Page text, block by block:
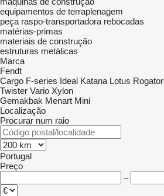
equipamentos de terraplenagem
peça raspo-transportadora rebocadas
matérias-primas
materiais de construção
estruturas metálicas
Marca
Fendt
Cargo F-series Ideal Katana Lotus Rogator
Twister Vario Xylon
Gemakbak Menart Mini
Localização
Procurar num raio
Portugal
Preço
–